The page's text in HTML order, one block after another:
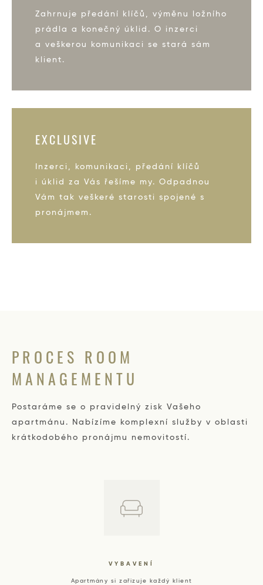
Zahrnuje předání klíčů, výměnu ložního
prádla a konečný úklid. O inzerci
a veškerou komunikaci se stará sám
klient.
EXCLUSIVE
Inzerci, komunikaci, předání klíčů
i úklid za Vás řešíme my. Odpadnou
Vám tak veškeré starosti spojené s
pronájmem.
PROCES ROOM
MANAGEMENTU
Postaráme se o pravidelný zisk Vašeho
apartmánu. Nabízíme komplexní služby v oblasti
krátkodobého pronájmu nemovitostí.
VYBAVENÍ
Apartmány si zařizuje každý klient